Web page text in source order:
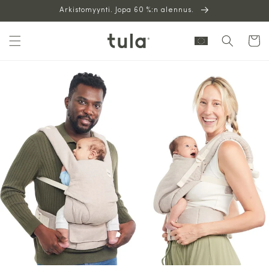
sisältöön
Arkistomyynti. Jopa 60 %:n alennus.